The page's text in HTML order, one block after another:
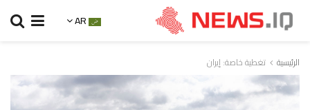
AR
الرئيسية تغطية خاصة: إيران